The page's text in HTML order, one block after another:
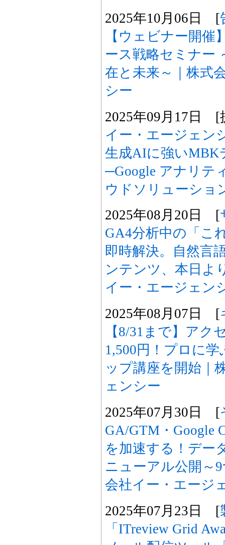
2025年10月06日 [
【ウェビナー開
ース戦略セミナー
在と未来～｜株式
シー
2025年09月17日 [
イー・エージェン
生成AIに強いMBK
─Google アナリテ
ウドソリューショ
2025年08月20日 [
GA4分析中の「こ
即時解決。自然言
ンテンツ、本日よ
イー・エージェン
2025年08月07日 [
【8/31まで】アク
1,500円！プロに
ップ講座を開始｜
ェンシー
2025年07月30日 [
GA/GTM・Google
を加速する！デー
ニューアル公開～
会社イー・エージ
2025年07月23日 [
「ITreview Grid